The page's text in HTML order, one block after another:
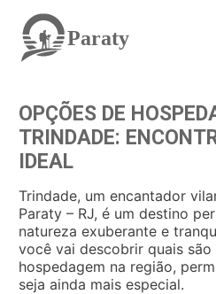
Paraty
OPÇÕES DE
TRINDADE:
IDEAL
Trindade, um encantador
Paraty – RJ, é um destino
natureza exuberante e
você vai descobrir quais
hospedagem na região,
seja ainda mais especial.